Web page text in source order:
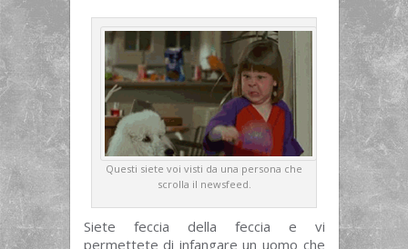
Questi siete voi visti da una persona che
scrolla il newsfeed.
Siete feccia della feccia e vi
permettete di infangare un uomo che